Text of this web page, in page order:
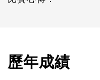
歷年成績